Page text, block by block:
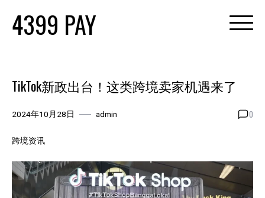
content
4399 PAY
TikTok新政出台！这类跨境卖家机遇来了
2024年10月28日 admin 0
跨境资讯